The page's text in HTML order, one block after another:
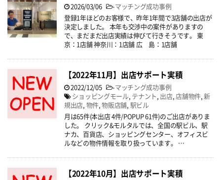
2026/03/06 -マッチング成功事例
登録1年ほどのお客様で、昨年1年間で3店舗の出店が
決定しました。 本年も交渉中の案件がありますの
で、まだまだ出店実績は伸びて行きそうです。 東
京：1店舗 神奈川：1店舗 広 島：1店舗
【2022年11月】出店サポート実積
2022/12/05 -マッチング成功事例
ショッピングモール テナント 出店, 店舗物件,新
規出店 物件,物販店舗 駅ビル
月は65件(本出店 4件/POPUP 61件)のご出店がありま
した。 クリック&モルタルでは、全国の駅ビル、駅
ナカ、百貨店、ショッピングセンター、オフィスビ
ルなどの物件情報を取り扱っています。 …
【2022年10月】出店サポート実積